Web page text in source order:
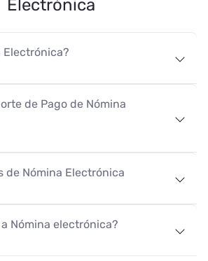
Electrónica
Electrónica?
de Pago de Nómina
de Nómina Electrónica
Nómina electrónica?